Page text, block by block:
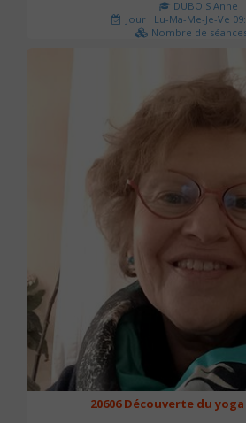
DUBOIS Anne
Jour : Lu-Ma-Me-Je-Ve
Nombre de
20606 Découverte du